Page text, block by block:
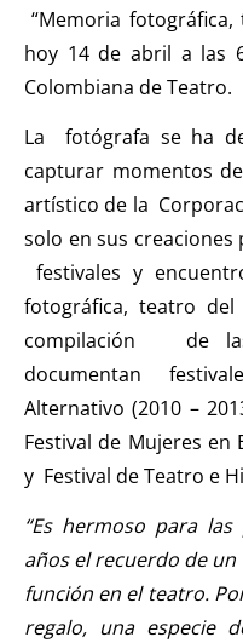
“Memoria
hoy 14 de abril a las
Colombiana de Teatro.
La fotógrafa se ha
capturar momentos
artístico de la
solo en sus
festivales y
fotográfica, teatro
compilación de
documentan
Alternativo (2010 –
Festival de Mujeres en
y Festival de Teatro e
“Es hermoso para
años el recuerdo de
función en el teatro.
regalo, una especie